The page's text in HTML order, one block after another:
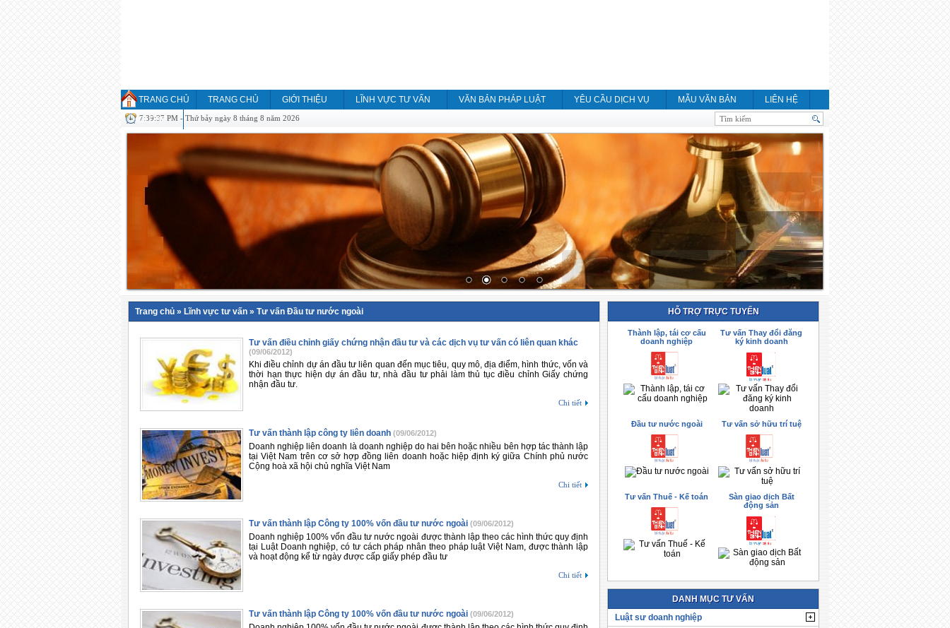
TRANG CHỦ TRANG CHỦ GIỚI THIỆU LĨNH VỰC TƯ VẤN VĂN BẢN PHÁP LUẬT YÊU CẦU DỊCH VỤ MẪU VĂN BẢN
LIÊN HỆ
HỎI ĐÁP
7:39:37 PM - Thứ bảy ngày 8 tháng 8 năm 2026
Trang chủ » Lĩnh vực tư vấn » Tư vấn Đầu tư nước ngoài
Tư vấn điều chỉnh giấy chứng nhận đầu tư và các dịch vụ tư vấn có liên quan khác
(09/06/2012)
Khi điều chỉnh dự án đầu tư liên quan đến mục tiêu, quy mô, địa điểm, hình thức, vốn và
thời hạn thực hiện dự án đầu tư, nhà đầu tư phải làm thủ tục điều chỉnh Giấy chứng
nhận đầu tư.
Chi tiết
Tư vấn thành lập công ty liên doanh (09/06/2012)
Doanh nghiệp liên doanh là doanh nghiệp do hai bên hoặc nhiều bên hợp tác thành lập
tại Việt Nam trên cơ sở hợp đồng liên doanh hoặc hiệp định ký giữa Chính phủ nước
Cộng hoà xã hội chủ nghĩa Việt Nam
Chi tiết
Tư vấn thành lập Công ty 100% vốn đầu tư nước ngoài (09/06/2012)
Doanh nghiệp 100% vốn đầu tư nước ngoài được thành lập theo các hình thức quy định
tại Luật Doanh nghiệp, có tư cách pháp nhân theo pháp luật Việt Nam, được thành lập
và hoạt động kể từ ngày được cấp giấy phép đầu tư
Chi tiết
Tư vấn thành lập Công ty 100% vốn đầu tư nước ngoài (09/06/2012)
HỖ TRỢ TRỰC TUYẾN
Thành lập, tái cơ cấu
doanh nghiệp
Tư vấn Thay đổi đăng
ký kinh doanh
Đầu tư nước ngoài Tư vấn sở hữu trí tuệ
Tư vấn Thuế - Kế toán
Sàn giao dịch Bất
động sản
DANH MỤC TƯ VẤN
Luật sư doanh nghiệp